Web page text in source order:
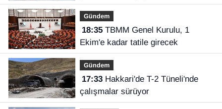
Gündem
18:35TBMM Genel Kurulu, 1
Ekim'e kadar tatile girecek
Gündem
17:33Hakkari'de T-2 Tüneli'nde
çalışmalar sürüyor